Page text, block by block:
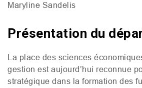
Maryline Sandelis
Présentation du
La place des sciences
gestion est aujourd’hui reconnue
stratégique dans la formation des